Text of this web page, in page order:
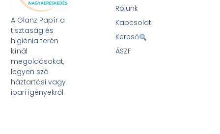
A Glanz Papír a
tisztaság és
higiénia terén
kínál
megoldásokat,
legyen szó
háztartási vagy
ipari igényekről.
Rólunk
Kapcsolat
Kereső
ÁSZF